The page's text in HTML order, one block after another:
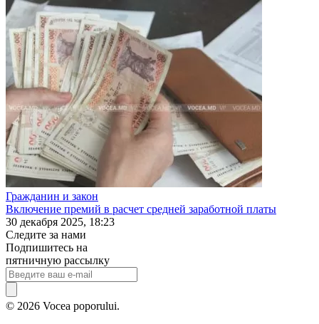
Гражданин и закон
Включение премий в расчет средней заработной платы
30 декабря 2025, 18:23
Следите за нами
Подпишитесь на
пятничную рассылку
© 2026 Vocea poporului.